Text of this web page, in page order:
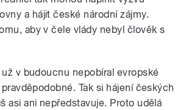
a hájit české národní zájmy.
aby v čele vlády nebyl člověk s
v budoucnu nepobíral evropské
Tak si hájení českých
asi ani nepředstavuje. Proto udělá